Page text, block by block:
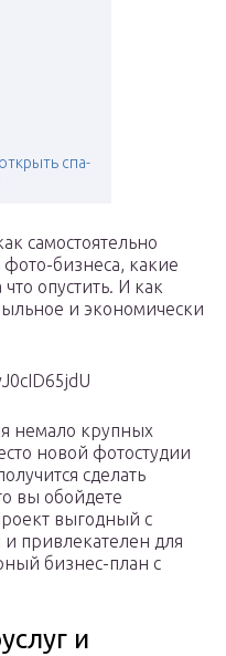
спа-
самостоятельно
бизнеса, какие
опустить. И как
и экономически
немало крупных
новой фотостудии
сделать
вы обойдете
выгодный с
привлекателен для
бизнес-план с
и